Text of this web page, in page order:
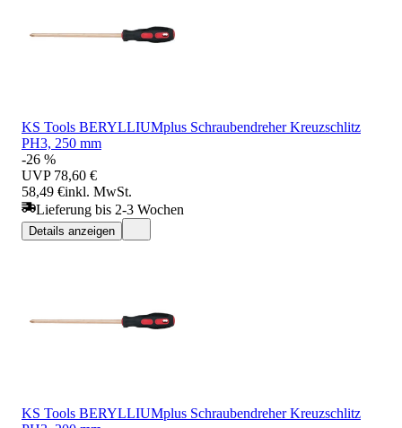
KS Tools BERYLLIUMplus Schraubendreher Kreuzschlitz
PH3, 250 mm
-26 %
UVP 78,60 €
58,49 €inkl. MwSt.
Lieferung bis 2-3 Wochen
Details anzeigen
KS Tools BERYLLIUMplus Schraubendreher Kreuzschlitz